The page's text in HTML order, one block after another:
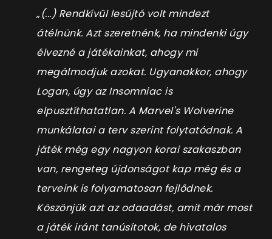
„(...) Rendkívül lesújtó volt mindezt
átélnünk. Azt szeretnénk, ha mindenki úgy
élvezné a játékainkat, ahogy mi
megálmodjuk azokat. Ugyanakkor, ahogy
Logan, úgy az Insomniac is
elpusztíthatatlan. A Marvel's Wolverine
munkálatai a terv szerint folytatódnak. A
játék még egy nagyon korai szakaszban
van, rengeteg újdonságot kap még és a
terveink is folyamatosan fejlődnek.
Köszönjük azt az odaadást, amit már most
a játék iránt tanúsítotok, de hivatalos